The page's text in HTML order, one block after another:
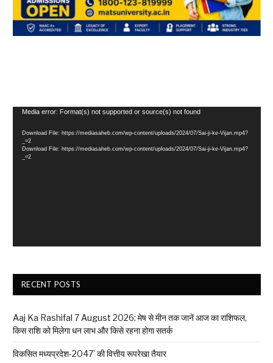
Video
Media error: Format(s) not supported or source(s) not found
Download File: https://mediasaheb.com/wp-content/uploads/2024/07/Sai-ji-ke-Vijan.mp4?
_=2
Download File: https://mediasaheb.com/wp-content/uploads/2024/07/Sai-ji-ke-Vijan.mp4?
_=2
RECENT POSTS
Aaj Ka Rashifal 7 August 2026: मेष से मीन तक जानें आज का राशिफल,
किस राशि को मिलेगा धन लाभ और किसे रहना होगा सतर्क
विकसित मध्यप्रदेश-2047’ की वित्तीय रूपरेखा तैयार